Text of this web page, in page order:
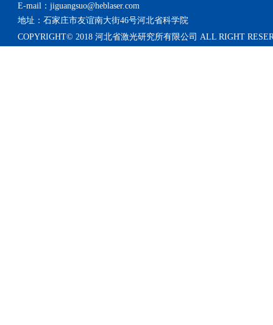
E-mail：jiguangsuo@heblaser.com
地址：石家庄市友谊南大街46号河北省科学院
COPYRIGHT© 2018 河北省激光研究所有限公司 ALL RIGHT